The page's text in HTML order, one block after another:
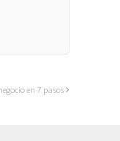
en 7 pasos